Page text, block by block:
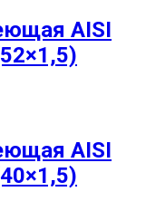
AISI
AISI